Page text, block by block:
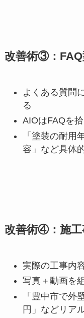
改善術③：
よくある質問
る
AIOはFAQを
「塗装の耐用
容」など具体
改善術④：施工
実際の工事内
写真＋動画を
「豊中市で外
円」などリア